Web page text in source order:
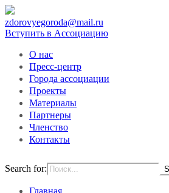
zdorovyegoroda@mail.ru
Вступить в Ассоциацию
О нас
Пресс-центр
Города ассоциации
Проекты
Материалы
Партнеры
Членство
Контакты
Search for:
Главная